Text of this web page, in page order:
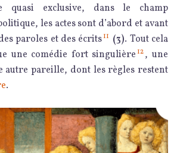
quasi exclusive, dans le champ
les actes sont d’abord et avant
paroles et des écrits11 (3). Tout cela
une comédie fort singulière 12, une
autre pareille, dont les règles restent
.